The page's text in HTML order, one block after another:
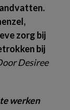
zorg bij
bij
Desiree
werken